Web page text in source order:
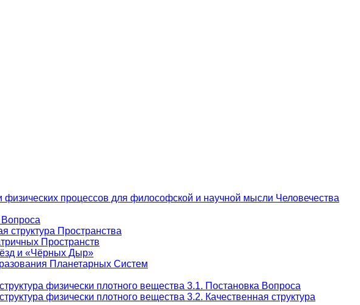
процессов для философской и научной мысли Человечества
структура Пространства
Пространств
и «Чёрных Дыр»
Планетарных Систем
физически плотного вещества 3.1. Постановка Вопроса
физически плотного вещества 3.2. Качественная структура